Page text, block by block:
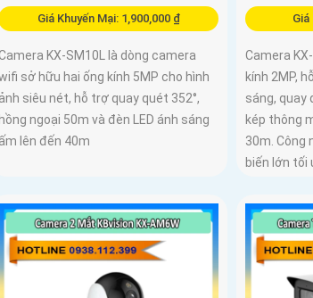
Giá Khuyến Mại: 1,900,000 ₫
KX-SM10L là dòng camera
sở hữu hai ống kính 5MP cho hình
ảnh siêu nét, hỗ trợ quay quét 352°,
ngoại 50m và đèn LED ánh sáng
ấm lên đến 40m
Giá
Camera
kính 2MP,
sáng, quay
kép thông
30m. Công
biến lớn tối